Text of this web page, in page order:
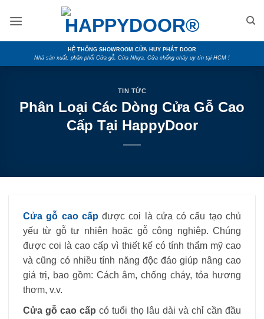
HỆ THỐNG SHOWROOM CỬA HUY PHÁT DOOR
Nhà sản xuất, phân phối Cửa gỗ, Cửa Nhựa, Cửa chống cháy uy tín tại HCM !
TIN TỨC
Phân Loại Các Dòng Cửa Gỗ Cao
Cấp Tại HappyDoor
Cửa gỗ cao cấpđược coi là cửa có cấu tạo chủ
yếu từ gỗ tự nhiên hoặc gỗ công nghiệp. Chúng
được coi là cao cấp vì thiết kế có tính thẩm mỹ cao
và cũng có nhiều tính năng độc đáo giúp nâng cao
giá trị, bao gồm: Cách âm, chống cháy, tỏa hương
thơm, v.v.
Cửa gỗ cao cấp có tuổi thọ lâu dài và chỉ cần đầu